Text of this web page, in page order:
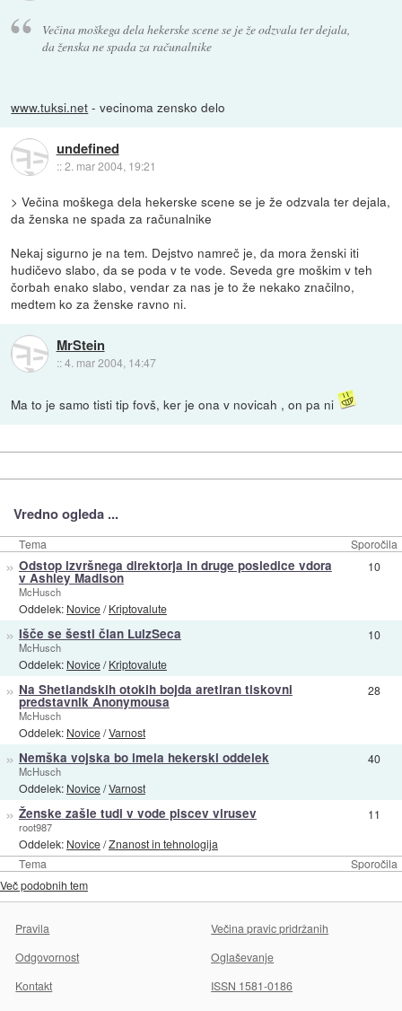
Večina moškega dela hekerske scene se je že odzvala ter dejala,
da ženska ne spada za računalnike
www.tuksi.net - vecinoma zensko delo
undefined
::2. mar 2004, 19:21
> Večina moškega dela hekerske scene se je že odzvala ter dejala,
da ženska ne spada za računalnike
Nekaj sigurno je na tem. Dejstvo namreč je, da mora ženski iti
hudičevo slabo, da se poda v te vode. Seveda gre moškim v teh
čorbah enako slabo, vendar za nas je to že nekako značilno,
medtem ko za ženske ravno ni.
MrStein
::4. mar 2004, 14:47
Ma to je samo tisti tip fovš, ker je ona v novicah , on pa ni
Vredno ogleda ...
Tema Sporočila
Tema Sporočila
» Odstop izvršnega direktorja in druge posledice vdora
v Ashley Madison
McHusch
Oddelek: Novice/Kriptovalute
10
» Išče se šesti član LulzSeca
McHusch
Oddelek: Novice/Kriptovalute
10
» Na Shetlandskih otokih bojda aretiran tiskovni
predstavnik Anonymousa
McHusch
Oddelek: Novice/Varnost
28
» Nemška vojska bo imela hekerski oddelek
McHusch
Oddelek: Novice/Varnost
40
» Ženske zašle tudi v vode piscev virusev
root987
Oddelek: Novice/Znanost in tehnologija
11
Več podobnih tem
Pravila
Večina pravic pridržanih
Odgovornost
Oglaševanje
Kontakt
ISSN 1581-0186